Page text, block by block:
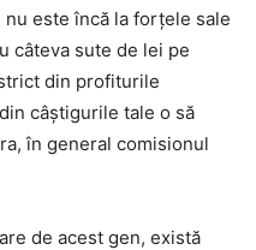
este încă la forțele sale
câteva sute de lei pe
din profiturile
câștigurile tale o să
în general comisionul
de acest gen, există